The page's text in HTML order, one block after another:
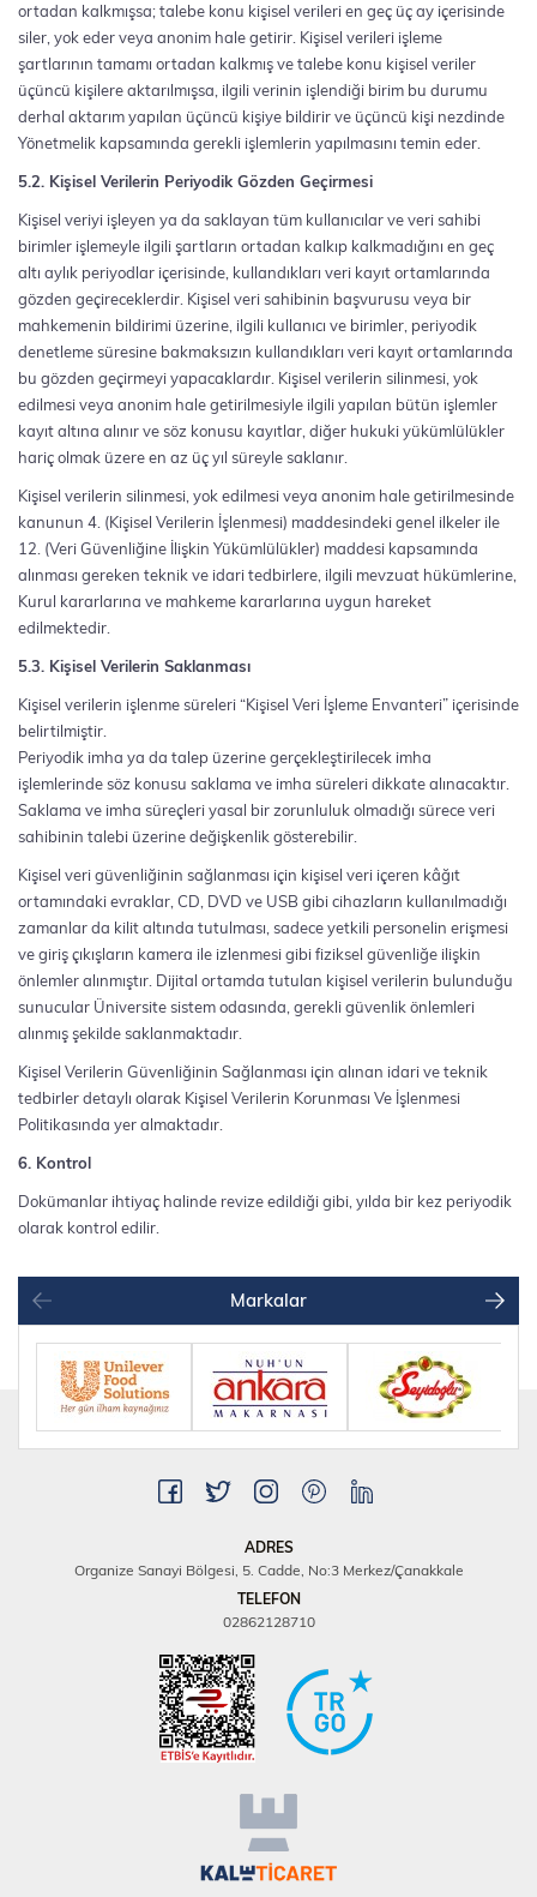
ortadan kalkmışsa; talebe konu kişisel verileri en geç üç ay içerisinde
siler, yok eder veya anonim hale getirir. Kişisel verileri işleme
şartlarının tamamı ortadan kalkmış ve talebe konu kişisel veriler
üçüncü kişilere aktarılmışsa, ilgili verinin işlendiği birim bu durumu
derhal aktarım yapılan üçüncü kişiye bildirir ve üçüncü kişi nezdinde
Yönetmelik kapsamında gerekli işlemlerin yapılmasını temin eder.
5.2. Kişisel Verilerin Periyodik Gözden Geçirmesi
Kişisel veriyi işleyen ya da saklayan tüm kullanıcılar ve veri sahibi
birimler işlemeyle ilgili şartların ortadan kalkıp kalkmadığını en geç
altı aylık periyodlar içerisinde, kullandıkları veri kayıt ortamlarında
gözden geçireceklerdir. Kişisel veri sahibinin başvurusu veya bir
mahkemenin bildirimi üzerine, ilgili kullanıcı ve birimler, periyodik
denetleme süresine bakmaksızın kullandıkları veri kayıt ortamlarında
bu gözden geçirmeyi yapacaklardır. Kişisel verilerin silinmesi, yok
edilmesi veya anonim hale getirilmesiyle ilgili yapılan bütün işlemler
kayıt altına alınır ve söz konusu kayıtlar, diğer hukuki yükümlülükler
hariç olmak üzere en az üç yıl süreyle saklanır.
Kişisel verilerin silinmesi, yok edilmesi veya anonim hale getirilmesinde
kanunun 4. (Kişisel Verilerin İşlenmesi) maddesindeki genel ilkeler ile
12. (Veri Güvenliğine İlişkin Yükümlülükler) maddesi kapsamında
alınması gereken teknik ve idari tedbirlere, ilgili mevzuat hükümlerine,
Kurul kararlarına ve mahkeme kararlarına uygun hareket
edilmektedir.
5.3. Kişisel Verilerin Saklanması
Kişisel verilerin işlenme süreleri “Kişisel Veri İşleme Envanteri” içerisinde
belirtilmiştir.
Periyodik imha ya da talep üzerine gerçekleştirilecek imha
işlemlerinde söz konusu saklama ve imha süreleri dikkate alınacaktır.
Saklama ve imha süreçleri yasal bir zorunluluk olmadığı sürece veri
sahibinin talebi üzerine değişkenlik gösterebilir.
Kişisel veri güvenliğinin sağlanması için kişisel veri içeren kâğıt
ortamındaki evraklar, CD, DVD ve USB gibi cihazların kullanılmadığı
zamanlar da kilit altında tutulması, sadece yetkili personelin erişmesi
ve giriş çıkışların kamera ile izlenmesi gibi fiziksel güvenliğe ilişkin
önlemler alınmıştır. Dijital ortamda tutulan kişisel verilerin bulunduğu
sunucular Üniversite sistem odasında, gerekli güvenlik önlemleri
alınmış şekilde saklanmaktadır.
Kişisel Verilerin Güvenliğinin Sağlanması için alınan idari ve teknik
tedbirler detaylı olarak Kişisel Verilerin Korunması Ve İşlenmesi
Politikasında yer almaktadır.
6. Kontrol
Dokümanlar ihtiyaç halinde revize edildiği gibi, yılda bir kez periyodik
olarak kontrol edilir.
Markalar
ADRES
Organize Sanayi Bölgesi, 5. Cadde, No:3 Merkez/Çanakkale
TELEFON
02862128710